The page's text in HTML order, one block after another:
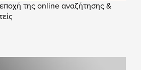
της online αναζήτησης &